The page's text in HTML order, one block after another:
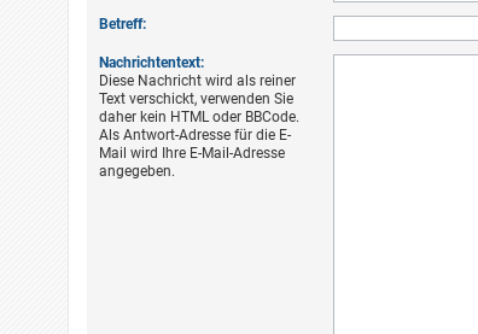
Betreff:
Nachrichtentext:
Diese Nachricht wird als reiner
Text verschickt, verwenden Sie
daher kein HTML oder BBCode.
Als Antwort-Adresse für die E-
Mail wird Ihre E-Mail-Adresse
angegeben.